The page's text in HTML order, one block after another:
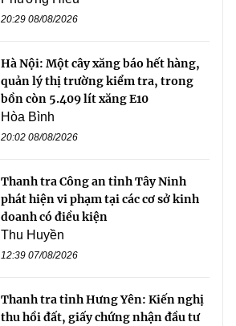
20:29 08/08/2026
Hà Nội: Một cây xăng báo hết hàng,
quản lý thị trường kiểm tra, trong
bồn còn 5.409 lít xăng E10
Hòa Bình
20:02 08/08/2026
Thanh tra Công an tỉnh Tây Ninh
phát hiện vi phạm tại các cơ sở kinh
doanh có điều kiện
Thu Huyền
12:39 07/08/2026
Thanh tra tỉnh Hưng Yên: Kiến nghị
thu hồi đất, giấy chứng nhận đầu tư